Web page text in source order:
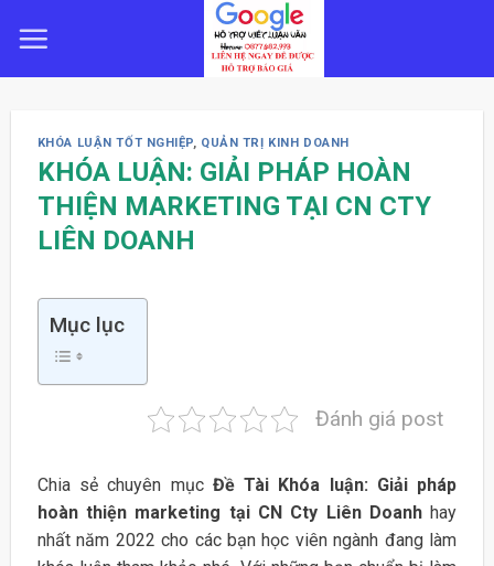
KHÓA LUẬN TỐT NGHIỆP, QUẢN TRỊ KINH DOANH
KHÓA LUẬN: GIẢI PHÁP HOÀN
THIỆN MARKETING TẠI CN CTY
LIÊN DOANH
Mục lục
Đánh giá post
Chia sẻ chuyên mục Đề Tài Khóa luận: Giải pháp
hoàn thiện marketing tại CN Cty Liên Doanhhay
nhất năm 2022 cho các bạn học viên ngành đang làm